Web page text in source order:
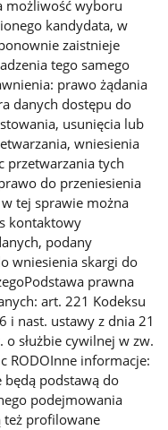
możliwość wyboru
kandydata, w
zaistnieje
tego samego
prawo żądania
danych dostępu do
usunięcia lub
wniesienia
przetwarzania tych
do przeniesienia
tej sprawie można
kontaktowy
podany
wniesienia skargi do
prawna
art. 221 Kodeksu
i nast. ustawy z dnia 21
służbie cywilnej w zw.
RODOInne informacje:
będą podstawą do
podejmowania
też profilowane